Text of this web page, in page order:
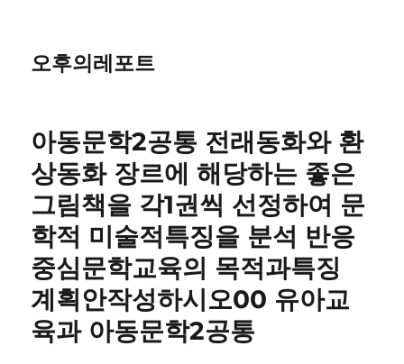
오후의레포트
아동문학2공통 전래동화와 환
상동화 장르에 해당하는 좋은
그림책을 각1권씩 선정하여 문
학적 미술적특징을 분석 반응
중심문학교육의 목적과특징
계획안작성하시오00 유아교
육과 아동문학2공통